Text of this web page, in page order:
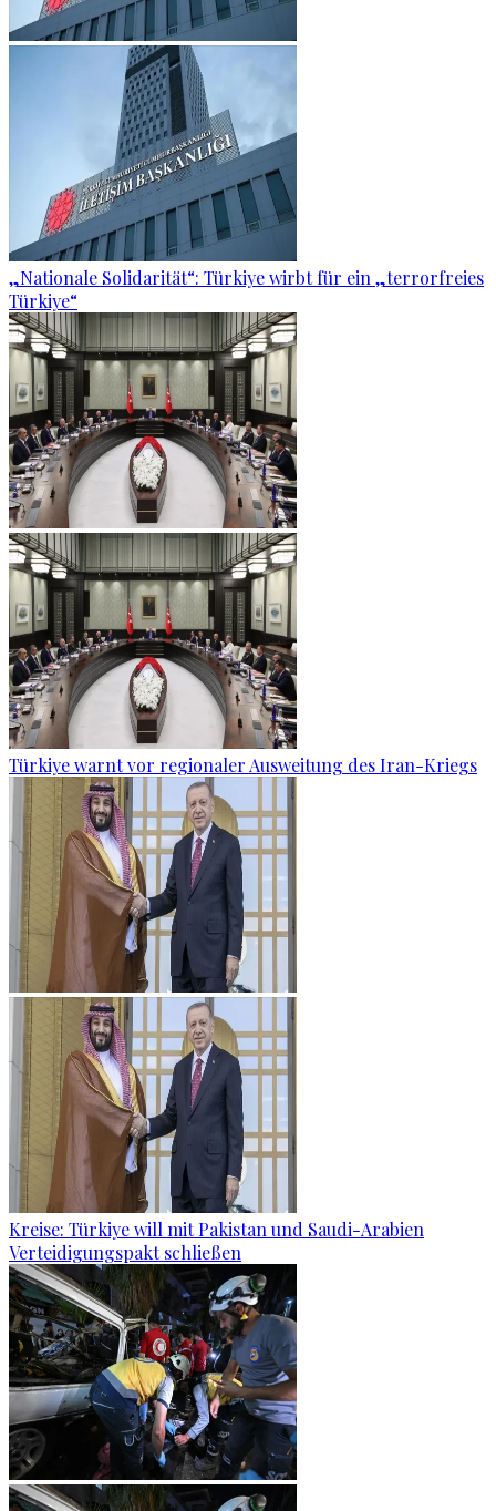
„Nationale Solidarität“: Türkiye wirbt für ein „terrorfreies
Türkiye“
Türkiye warnt vor regionaler Ausweitung des Iran-Kriegs
Kreise: Türkiye will mit Pakistan und Saudi-Arabien
Verteidigungspakt schließen